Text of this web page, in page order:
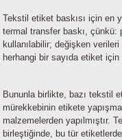
Tekstil etiket baskısı için en
termal transfer baskı,
kullanılabilir; değişken
herhangi bir sayıda etiket için
Bununla birlikte, bazı tekstil
mürekkebinin etikete
malzemelerden yapılmıştır.
birleştiğinde, bu tür